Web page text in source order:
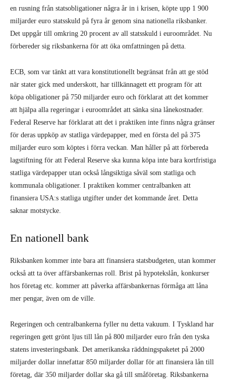
en rusning från statsobligationer några år in i krisen, köpte upp 1 900
miljarder euro statsskuld på fyra år genom sina nationella riksbanker.
Det uppgår till omkring 20 procent av all statsskuld i euroområdet. Nu
förbereder sig riksbankerna för att öka omfattningen på detta.
ECB, som var tänkt att vara konstitutionellt begränsat från att ge stöd
när stater gick med underskott, har tillkännagett ett program för att
köpa obligationer på 750 miljarder euro och förklarat att det kommer
att hjälpa alla regeringar i euroområdet att sänka sina lånekostnader.
Federal Reserve har förklarat att det i praktiken inte finns några gränser
för deras uppköp av statliga värdepapper, med en första del på 375
miljarder euro som köptes i förra veckan. Man håller på att förbereda
lagstiftning för att Federal Reserve ska kunna köpa inte bara kortfristiga
statliga värdepapper utan också långsiktiga såväl som statliga och
kommunala obligationer. I praktiken kommer centralbanken att
finansiera USA:s statliga utgifter under det kommande året. Detta
saknar motstycke.
En nationell bank
Riksbanken kommer inte bara att finansiera statsbudgeten, utan kommer
också att ta över affärsbankernas roll. Brist på hypotekslån, konkurser
hos företag etc. kommer att påverka affärsbankernas förmåga att låna
mer pengar, även om de ville.
Regeringen och centralbankerna fyller nu detta vakuum. I Tyskland har
regeringen gett grönt ljus till lån på 800 miljarder euro från den tyska
statens investeringsbank. Det amerikanska räddningspaketet på 2000
miljarder dollar innefattar 850 miljarder dollar för att finansiera lån till
företag, där 350 miljarder dollar ska gå till småföretag. Riksbankerna